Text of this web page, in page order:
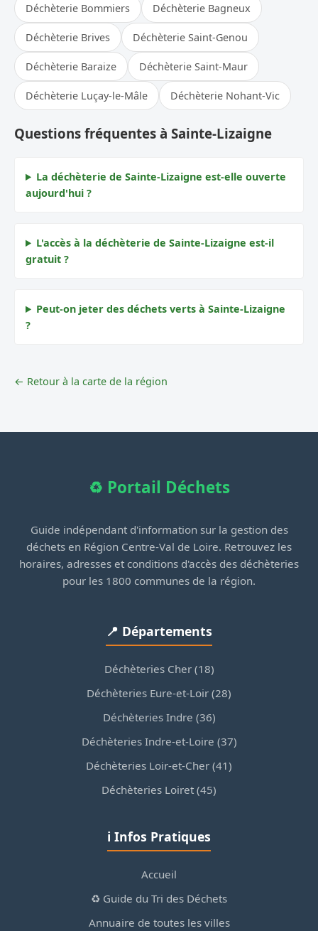
Déchèterie Bommiers Déchèterie Bagneux
Déchèterie Brives Déchèterie Saint-Genou
Déchèterie Baraize Déchèterie Saint-Maur
Déchèterie Luçay-le-Mâle Déchèterie Nohant-Vic
Questions fréquentes à Sainte-Lizaigne
La déchèterie de Sainte-Lizaigne est-elle ouverte
aujourd'hui ?
L'accès à la déchèterie de Sainte-Lizaigne est-il
gratuit ?
Peut-on jeter des déchets verts à Sainte-Lizaigne
?
← Retour à la carte de la région
♻️ Portail Déchets
Guide indépendant d'information sur la gestion des
déchets en Région Centre-Val de Loire. Retrouvez les
horaires, adresses et conditions d'accès des déchèteries
pour les 1800 communes de la région.
📍 Départements
Déchèteries Cher (18)
Déchèteries Eure-et-Loir (28)
Déchèteries Indre (36)
Déchèteries Indre-et-Loire (37)
Déchèteries Loir-et-Cher (41)
Déchèteries Loiret (45)
ℹ️ Infos Pratiques
Accueil
♻️ Guide du Tri des Déchets
Annuaire de toutes les villes